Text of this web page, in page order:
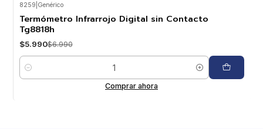
-14%
8259 Genérico
Termómetro Infrarrojo Digital sin Contacto
Tg8818h
$5.990$6.990
Cantidad
Comprar ahora